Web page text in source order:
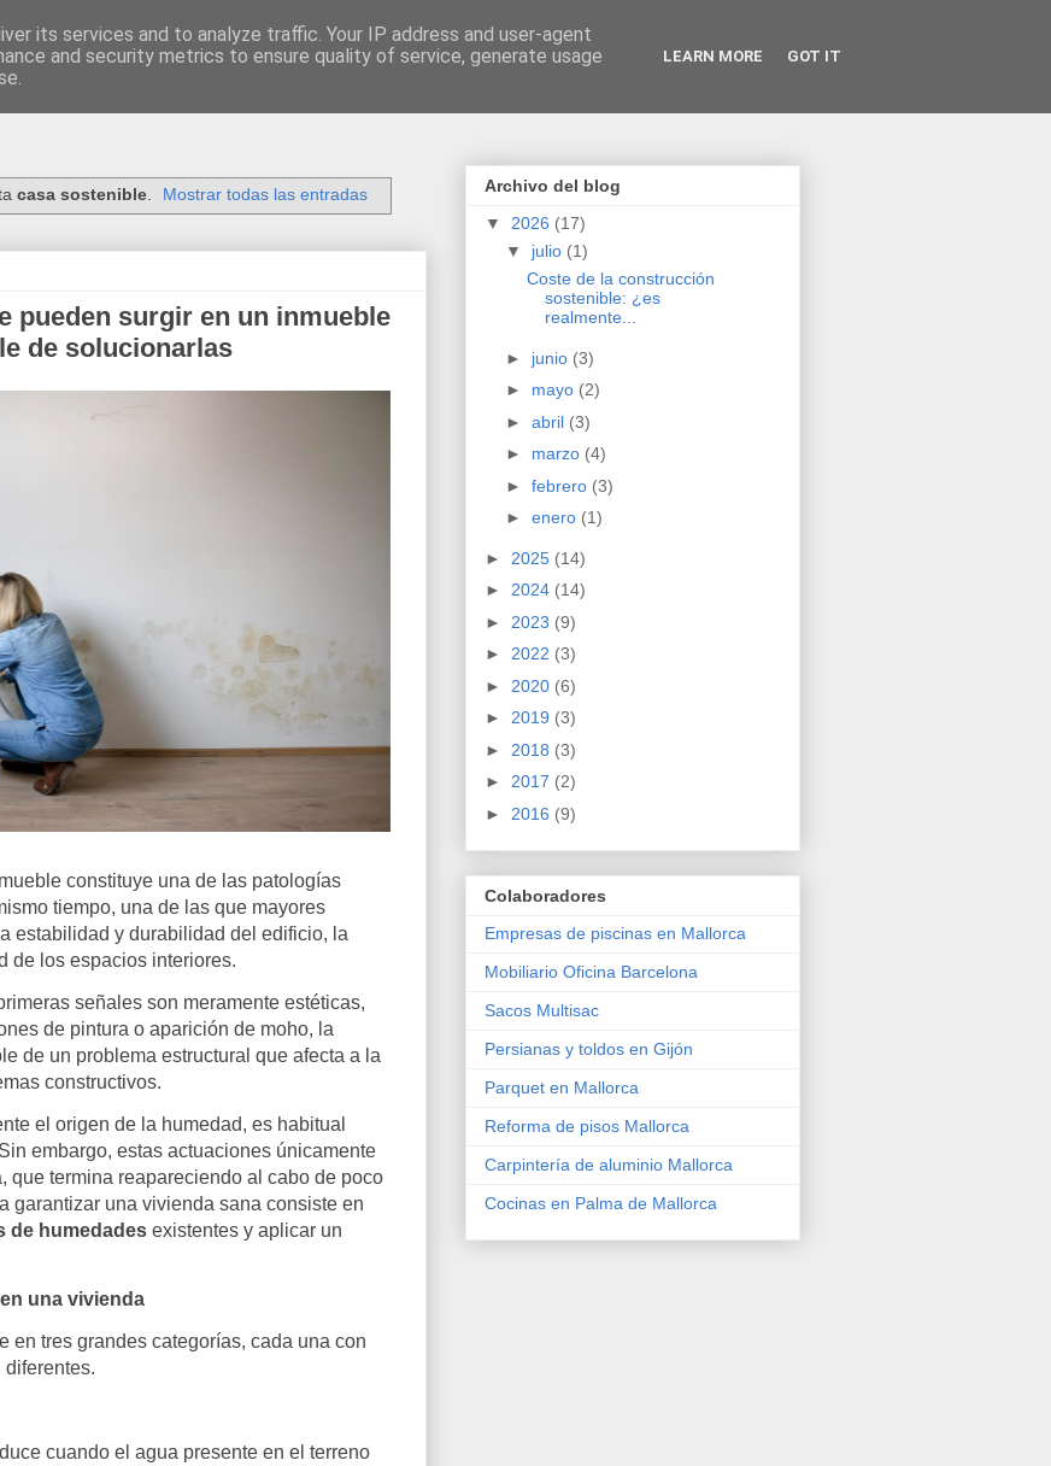
casa sostenible. Mostrar todas las entradas
pueden surgir en un inmueble
de solucionarlas
constituye una de las patologías
tiempo, una de las que mayores
estabilidad y durabilidad del edificio, la
de los espacios interiores.
señales son meramente estéticas,
de pintura o aparición de moho, la
de un problema estructural que afecta a la
constructivos.
el origen de la humedad, es habitual
embargo, estas actuaciones únicamente
que termina reapareciendo al cabo de poco
garantizar una vivienda sana consiste en
de humedades existentes y aplicar un
una vivienda
en tres grandes categorías, cada una con
cuando el agua presente en el terreno
Archivo del blog
▼ 2026 (17)
▼ julio (1)
Coste de la construcción
sostenible: ¿es
realmente...
► junio (3)
► mayo (2)
► abril (3)
► marzo (4)
► febrero (3)
► enero (1)
► 2025 (14)
► 2024 (14)
► 2023 (9)
► 2022 (3)
► 2020 (6)
► 2019 (3)
► 2018 (3)
► 2017 (2)
► 2016 (9)
Colaboradores
Empresas de piscinas en Mallorca
Mobiliario Oficina Barcelona
Sacos Multisac
Persianas y toldos en Gijón
Parquet en Mallorca
Reforma de pisos Mallorca
Carpintería de aluminio Mallorca
Cocinas en Palma de Mallorca
its services and to analyze traffic. Your IP address and user-agent
and security metrics to ensure quality of service, generate usage
LEARN MORE GOT IT